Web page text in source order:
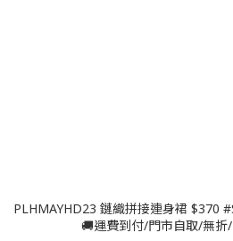
PLHMAYHD23 鏈織拼接連身裙 $370 #S-2XL #單色
🚚運費到付/門市自取/無折/